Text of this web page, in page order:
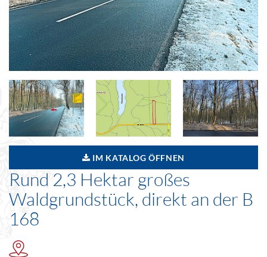
IM KATALOG ÖFFNEN
Rund 2,3 Hektar großes
Waldgrundstück, direkt an der B
168